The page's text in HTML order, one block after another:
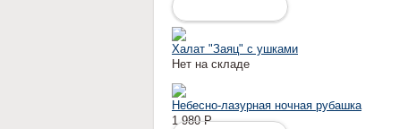
Халат "Заяц" с ушками
Нет на складе
Небесно-лазурная ночная рубашка
1 980Р